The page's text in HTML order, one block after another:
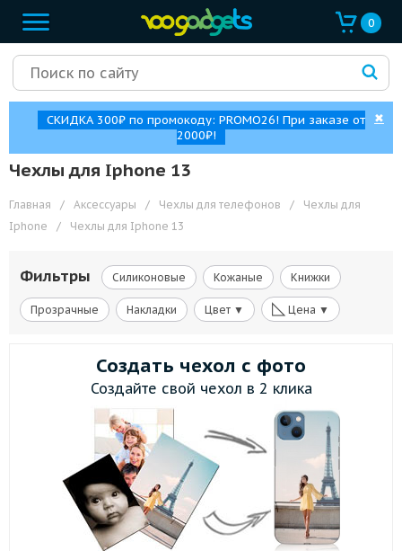
0
СКИДКА 300₽ по промокоду: PROMO26! При заказе от
2000₽!
✖
Чехлы для Iphone 13
Главная / Аксессуары / Чехлы для телефонов /
Чехлы для
Iphone
/ Чехлы для Iphone 13
Фильтры Силиконовые Кожаные Книжки
Прозрачные Накладки Цвет ▼ ◺ Цена ▼
Создать чехол с фото
Создайте свой чехол в 2 клика